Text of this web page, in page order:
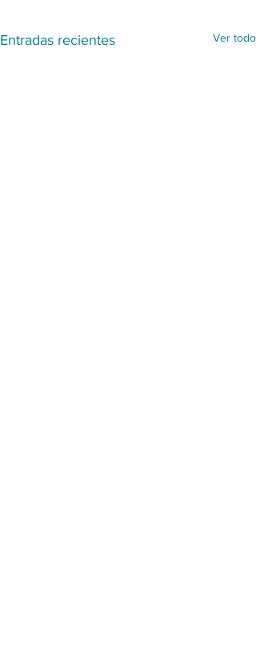
Entradas recientes Ver todo